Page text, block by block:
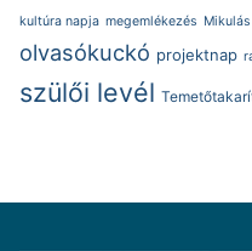
kultúra napja megemlékezés
olvasókuckó projektnap
szülői levél